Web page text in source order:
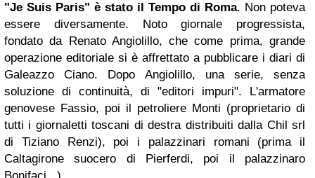
"Je Suis Paris" è stato il Tempo di Roma. Non poteva
essere diversamente. Noto giornale progressista,
fondato da Renato Angiolillo, che come prima, grande
operazione editoriale si è affrettato a pubblicare i diari di
Galeazzo Ciano. Dopo Angiolillo, una serie, senza
soluzione di continuità, di "editori impuri". L'armatore
genovese Fassio, poi il petroliere Monti (proprietario di
tutti i giornaletti toscani di destra distribuiti dalla Chil srl
di Tiziano Renzi), poi i palazzinari romani (prima il
Caltagirone suocero di Pierferdi, poi il palazzinaro